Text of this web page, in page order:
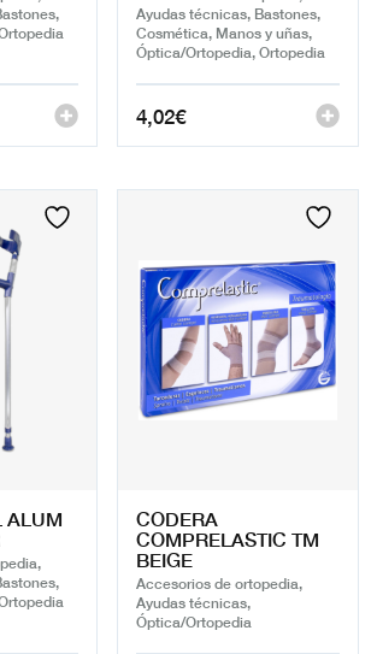
Ayudas técnicas, Bastones,
Cosmética, Manos y uñas,
Óptica/Ortopedia, Ortopedia
4,02€
ALUM CODERA
COMPRELASTIC TM
BEIGE
Accesorios de ortopedia,
Ayudas técnicas,
Óptica/Ortopedia